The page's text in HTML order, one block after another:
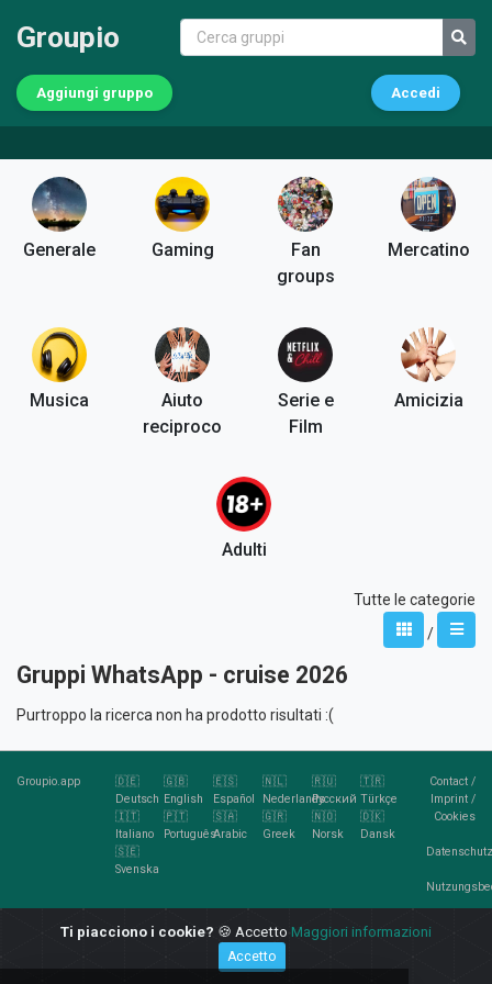
Groupio
Aggiungi gruppo Accedi
Generale Gaming
Fan
groups
Mercatino
Musica
Aiuto
reciproco
Serie e
Film
Amicizia
Adulti
Tutte le categorie
/
Gruppi WhatsApp - cruise 2026
Purtroppo la ricerca non ha prodotto risultati :(
Groupio.app
🇩🇪
Deutsch
🇬🇧
English
🇪🇸
Español
🇳🇱
Nederlands
🇷🇺
Русский
🇹🇷
Türkçe
🇮🇹
Italiano
🇵🇹
Português
🇸🇦
Arabic
🇬🇷
Greek
🇳🇴
Norsk
🇩🇰
Dansk
🇸🇪
Svenska
Contact/
Imprint/
Cookies
Ti piacciono i cookie? 🍪 Accetto Maggiori informazioni
Accetto